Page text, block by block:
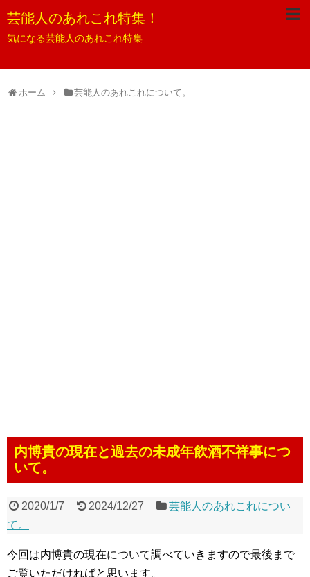
芸能人のあれこれ特集！
気になる芸能人のあれこれ特集
ホーム 芸能人のあれこれについて。
内博貴の現在と過去の未成年飲酒不祥事につ
いて。
2020/1/7 2024/12/27
芸能人のあれこれについ
て。
今回は内博貴の現在について調べていきますので最後まで
ご覧いただければと思います。